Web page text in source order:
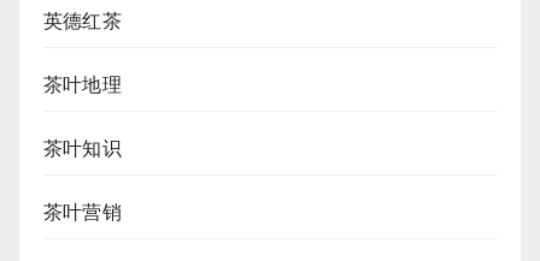
英德红茶
茶叶地理
茶叶知识
茶叶营销